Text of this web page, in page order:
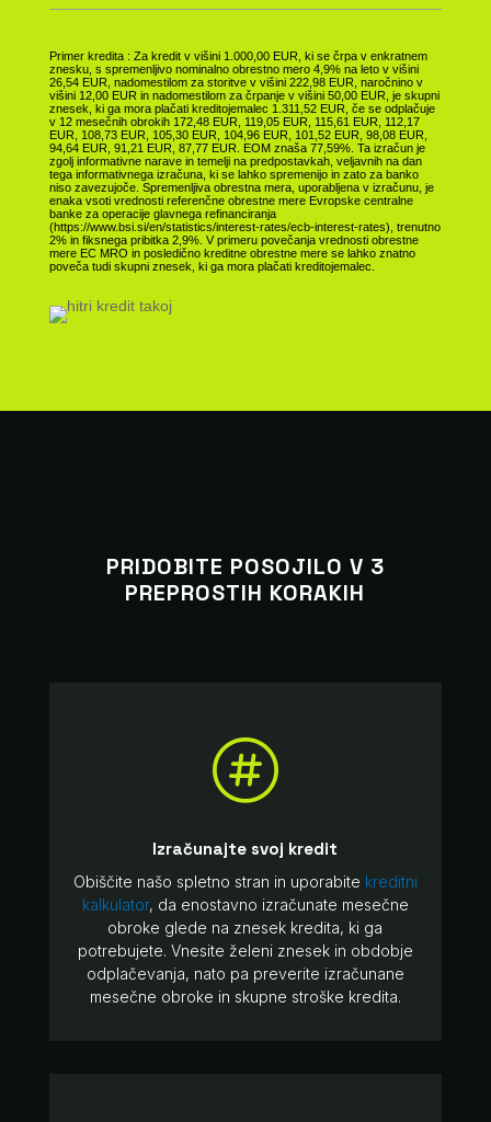
Primer kredita : Za kredit v višini 1.000,00 EUR, ki se črpa v enkratnem
znesku, s spremenljivo nominalno obrestno mero 4,9% na leto v višini
26,54 EUR, nadomestilom za storitve v višini 222,98 EUR, naročnino v
višini 12,00 EUR in nadomestilom za črpanje v višini 50,00 EUR, je skupni
znesek, ki ga mora plačati kreditojemalec 1.311,52 EUR, če se odplačuje
v 12 mesečnih obrokih 172,48 EUR, 119,05 EUR, 115,61 EUR, 112,17
EUR, 108,73 EUR, 105,30 EUR, 104,96 EUR, 101,52 EUR, 98,08 EUR,
94,64 EUR, 91,21 EUR, 87,77 EUR. EOM znaša 77,59%. Ta izračun je
zgolj informativne narave in temelji na predpostavkah, veljavnih na dan
tega informativnega izračuna, ki se lahko spremenijo in zato za banko
niso zavezujoče. Spremenljiva obrestna mera, uporabljena v izračunu, je
enaka vsoti vrednosti referenčne obrestne mere Evropske centralne
banke za operacije glavnega refinanciranja
(https://www.bsi.si/en/statistics/interest-rates/ecb-interest-rates), trenutno
2% in fiksnega pribitka 2,9%. V primeru povečanja vrednosti obrestne
mere EC MRO in posledično kreditne obrestne mere se lahko znatno
poveča tudi skupni znesek, ki ga mora plačati kreditojemalec.
PRIDOBITE POSOJILO V 3
PREPROSTIH KORAKIH

Izračunajte svoj kredit
Obiščite našo spletno stran in uporabite kreditni
kalkulator, da enostavno izračunate mesečne
obroke glede na znesek kredita, ki ga
potrebujete. Vnesite želeni znesek in obdobje
odplačevanja, nato pa preverite izračunane
mesečne obroke in skupne stroške kredita.